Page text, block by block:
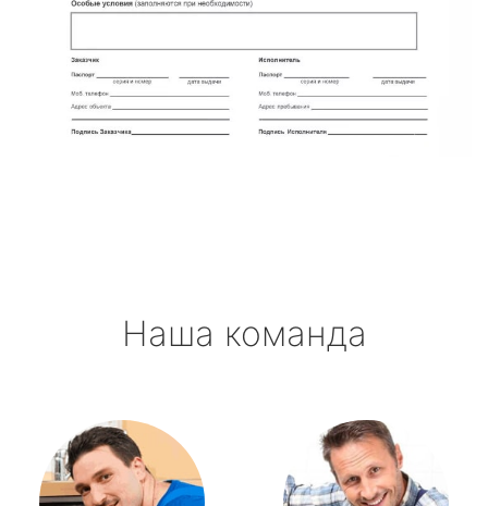
Наша команда